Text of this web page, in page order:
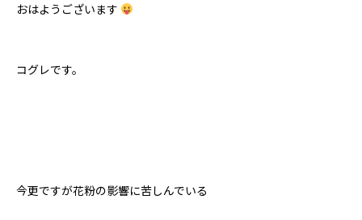
おはようございます
コグレです。
今更ですが花粉の影響に苦しんでいる